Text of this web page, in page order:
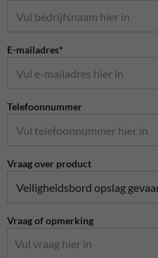
E-mailadres*
Telefoonnummer
Vraag over product
Vraag of opmerking